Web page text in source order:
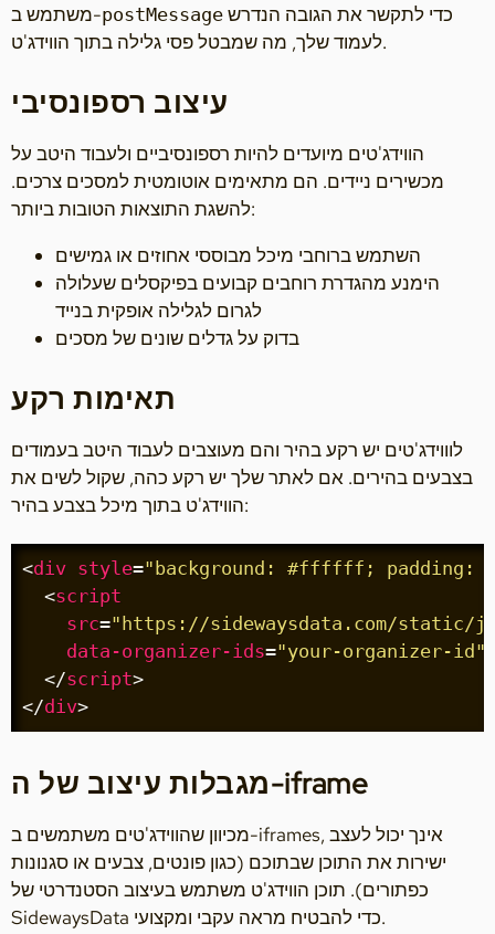
משתמש ב-postMessage
לעמוד שלך, מה שמבטל פסי גלילה בתוך הווידג'ט.
עיצוב רספונסיבי
הווידג'טים מיועדים להיות רספונסיביים ולעבוד היטב על
מכשירים ניידים. הם מתאימים אוטומטית למסכים צרכים.
להשגת התוצאות הטובות ביותר:
השתמש ברוחבי מיכל מבוססי אחוזים או גמישים
הימנע מהגדרת רוחבים קבועים בפיקסלים שעלולה
לגרום לגלילה אופקית בנייד
בדוק על גדלים שונים של מסכים
תאימות רקע
לוווידג'טים יש רקע בהיר והם מעוצבים לעבוד היטב בעמודים
בצבעים בהירים. אם לאתר שלך יש רקע כהה, שקול לשים את
הווידג'ט בתוך מיכל בצבע בהיר:
<div style="background: #ffffff; padding:
<script
src="https://sidewaysdata.com/static/
data-organizer-ids="your-organizer-id"
</script>
</div>
מגבלות עיצוב של ה-iframe
מכיוון שהווידג'טים משתמשים ב-iframes, אינך יכול לעצב
ישירות את התוכן שבתוכם (כגון פונטים, צבעים או סגנונות
כפתורים). תוכן הווידג'ט משתמש בעיצוב הסטנדרטי של
SidewaysData כדי להבטיח מראה עקבי ומקצועי.